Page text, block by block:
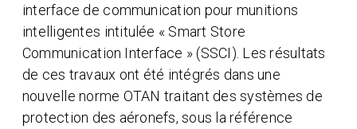
interface de communication pour munitions
intelligentes intitulée « Smart Store
Communication Interface » (SSCI). Les résultats
de ces travaux ont été intégrés dans une
nouvelle norme OTAN traitant des systèmes de
protection des aéronefs, sous la référence